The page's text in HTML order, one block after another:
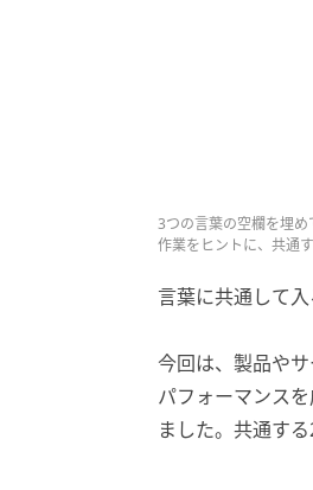
3つの言葉の空欄を埋
作業をヒントに、共通
言葉に共通して
今回は、製品や
パフォーマンス
ました。共通す